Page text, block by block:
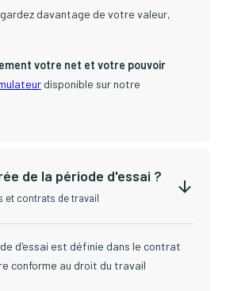
davantage de votre valeur,
votre net et votre pouvoir
disponible sur notre
de la période d'essai ?
et contrats de travail
d'essai est définie dans le contrat
conforme au droit du travail